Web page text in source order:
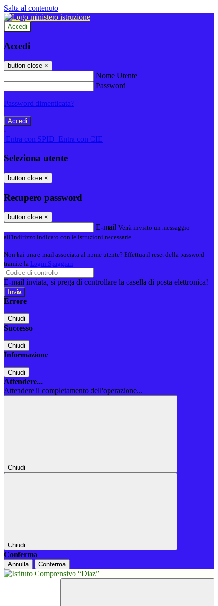
Salta al contenuto
Accedi
Accedi
button close ×
Nome Utente
Password
Password dimenticata?
-
Entra con SPID Entra con CIE
Seleziona utente
button close ×
Recupero password
button close ×
E-mail Verrà inviato un messaggio
all'indirizzo indicato con le istruzioni necessarie.
Non hai una e-mail associata al nome utente? Effettua il reset della password
tramite la Login Spaggiari
E-mail inviata, si prega di controllare la casella di posta elettronica!
Errore
Chiudi
Successo
Chiudi
Informazione
Chiudi
Attendere...
Attendere il completamento dell'operazione...
Chiudi
Chiudi
Conferma
Annulla Conferma